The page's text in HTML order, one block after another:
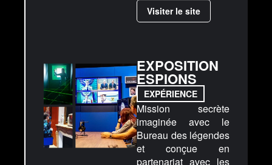
Visiter le site
EXPOSITION
ESPIONS
EXPÉRIENCE
Mission secrète
imaginée avec le
Bureau des légendes
et conçue en
partenariat avec les